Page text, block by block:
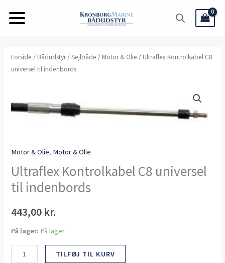
Forside / Bådudstyr/Sejlbåde / Motor & Olie / Ultraflex Kontrolkabel C8
universel til indenbords
Motor & Olie, Motor & Olie
Ultraflex Kontrolkabel C8 universel
til indenbords
443,00 kr.
På lager: På lager
Ultraflex
Kontrolkabel
til
TILFØJ TIL KURV